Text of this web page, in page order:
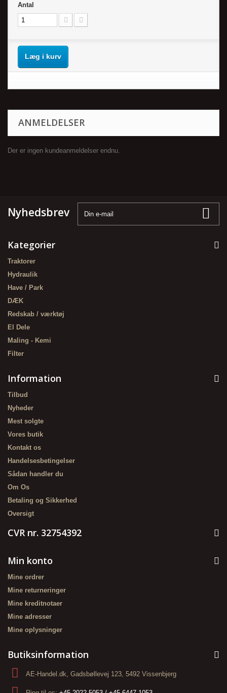
Antal
Læg i kurv
ANMELDELSER
Der er ingen kundeanmeldelser endnu.
Nyhedsbrev
Kategorier
Traktorer
Hydraulik
Have / Park
DÆK
Redskab / værktøj
El Dele
Maling - Kemi
Filter
Information
Tilbud
Nyheder
Mest solgte
Vores butik
Kontakt os
Handelsesbetingelser
Sådan handler du
Om Os
Betaling og Sikkerhed
Oversigt
CVR nr. 32754392
Min konto
Mine ordrer
Mine returneringer
Mine kreditnotaer
Mine adresser
Mine oplysninger
Butiksinformation
AE-Handel.dk, Gadsbøllevej 123, 5492 Vissenbjerg